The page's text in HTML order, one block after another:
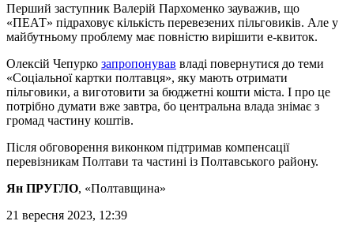
Перший заступник Валерій Пархоменко зауважив, що
«ПЕАТ» підраховує кількість перевезених пільговиків. Але у
майбутньому проблему має повністю вирішити е-квиток.
Олексій Чепурко запропонував владі повернутися до теми
«Соціальної картки полтавця», яку мають отримати
пільговики, а виготовити за бюджетні кошти міста. І про це
потрібно думати вже завтра, бо центральна влада знімає з
громад частину коштів.
Після обговорення виконком підтримав компенсації
перевізникам Полтави та частині із Полтавського району.
Ян ПРУГЛО, «Полтавщина»
21 вересня 2023, 12:39